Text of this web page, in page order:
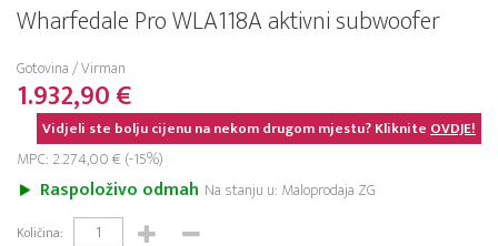
Wharfedale Pro WLA118A aktivni subwoofer
Gotovina / Virman
1.932,90 €
Vidjeli ste bolju cijenu na nekom drugom mjestu? KlikniteOVDJE!
MPC: 2.274,00 € (-15%)
Raspoloživo odmah Na stanju u: Maloprodaja ZG
Količina: